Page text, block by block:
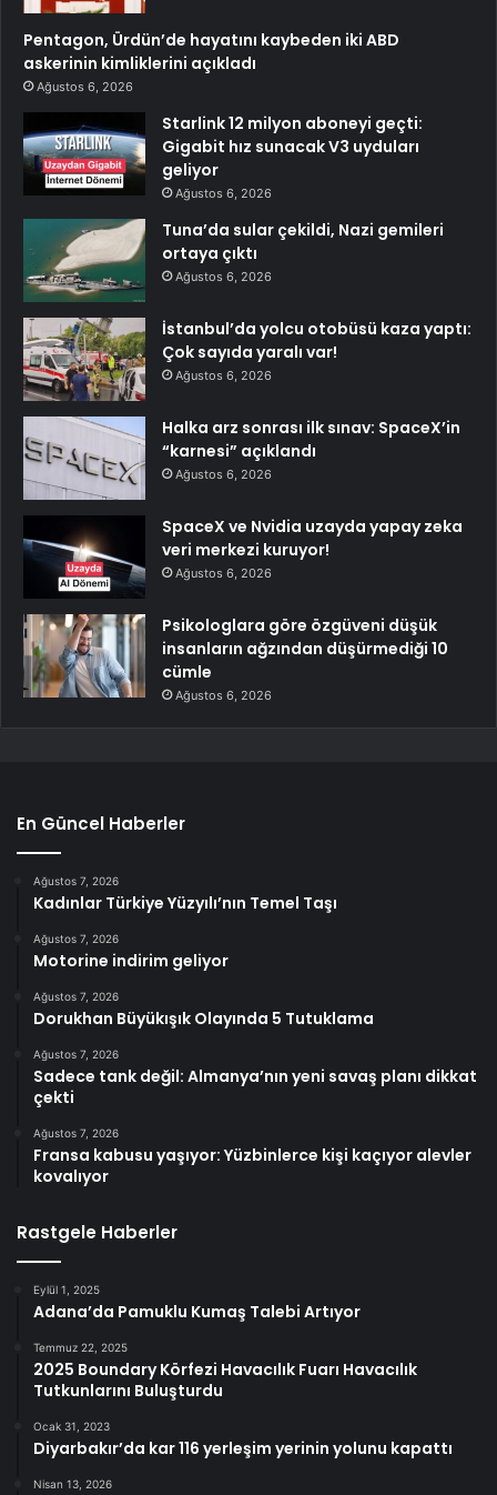
Pentagon, Ürdün’de hayatını kaybeden iki ABD
askerinin kimliklerini açıkladı
Ağustos 6, 2026
Starlink 12 milyon aboneyi geçti:
Gigabit hız sunacak V3 uyduları
geliyor
Ağustos 6, 2026
Tuna’da sular çekildi, Nazi gemileri
ortaya çıktı
Ağustos 6, 2026
İstanbul’da yolcu otobüsü kaza yaptı:
Çok sayıda yaralı var!
Ağustos 6, 2026
Halka arz sonrası ilk sınav: SpaceX’in
“karnesi” açıklandı
Ağustos 6, 2026
SpaceX ve Nvidia uzayda yapay zeka
veri merkezi kuruyor!
Ağustos 6, 2026
Psikologlara göre özgüveni düşük
insanların ağzından düşürmediği 10
cümle
Ağustos 6, 2026
En Güncel Haberler
Ağustos 7, 2026
Kadınlar Türkiye Yüzyılı’nın Temel Taşı
Ağustos 7, 2026
Motorine indirim geliyor
Ağustos 7, 2026
Dorukhan Büyükışık Olayında 5 Tutuklama
Ağustos 7, 2026
Sadece tank değil: Almanya’nın yeni savaş planı dikkat
çekti
Ağustos 7, 2026
Fransa kabusu yaşıyor: Yüzbinlerce kişi kaçıyor alevler
kovalıyor
Rastgele Haberler
Eylül 1, 2025
Adana’da Pamuklu Kumaş Talebi Artıyor
Temmuz 22, 2025
2025 Boundary Körfezi Havacılık Fuarı Havacılık
Tutkunlarını Buluşturdu
Ocak 31, 2023
Diyarbakır’da kar 116 yerleşim yerinin yolunu kapattı
Nisan 13, 2026